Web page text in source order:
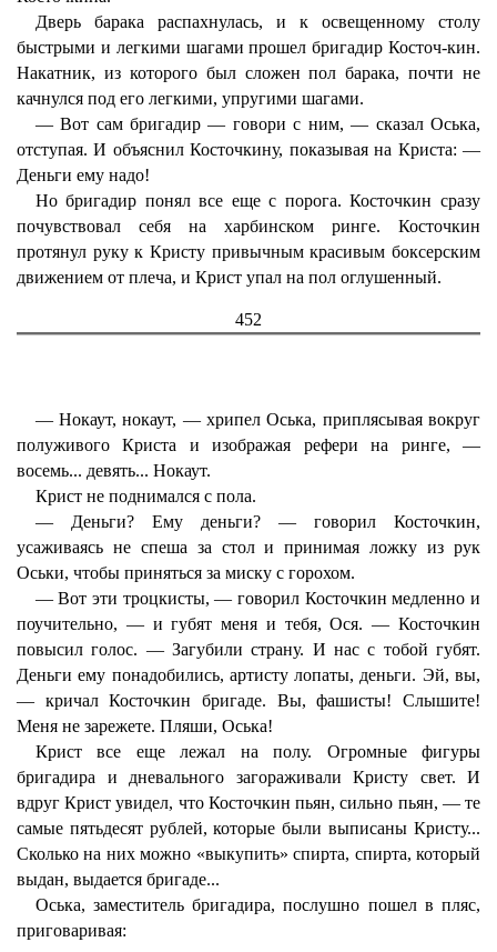
Дверь барака распахнулась, и к освещенному столу
быстрыми и легкими шагами прошел бригадир Косточ-кин.
Накатник, из которого был сложен пол барака, почти не
качнулся под его легкими, упругими шагами.
— Вот сам бригадир — говори с ним, — сказал Оська,
отступая. И объяснил Косточкину, показывая на Криста: —
Деньги ему надо!
Но бригадир понял все еще с порога. Косточкин сразу
почувствовал себя на харбинском ринге. Косточкин
протянул руку к Кристу привычным красивым боксерским
движением от плеча, и Крист упал на пол оглушенный.
452
— Нокаут, нокаут, — хрипел Оська, приплясывая вокруг
полуживого Криста и изображая рефери на ринге, —
восемь... девять... Нокаут.
Крист не поднимался с пола.
— Деньги? Ему деньги? — говорил Косточкин,
усаживаясь не спеша за стол и принимая ложку из рук
Оськи, чтобы приняться за миску с горохом.
— Вот эти троцкисты, — говорил Косточкин медленно и
поучительно, — и губят меня и тебя, Ося. — Косточкин
повысил голос. — Загубили страну. И нас с тобой губят.
Деньги ему понадобились, артисту лопаты, деньги. Эй, вы,
— кричал Косточкин бригаде. Вы, фашисты! Слышите!
Меня не зарежете. Пляши, Оська!
Крист все еще лежал на полу. Огромные фигуры
бригадира и дневального загораживали Кристу свет. И
вдруг Крист увидел, что Косточкин пьян, сильно пьян, — те
самые пятьдесят рублей, которые были выписаны Кристу...
Сколько на них можно «выкупить» спирта, спирта, который
выдан, выдается бригаде...
Оська, заместитель бригадира, послушно пошел в пляс,
приговаривая: